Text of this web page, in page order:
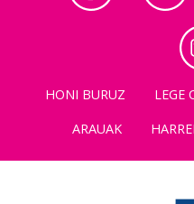
HONI BURUZ LEGE
ARAUAK